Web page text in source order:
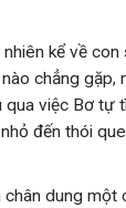
kể về con
chẳng gặp,
việc Bơ tự
đến thói
chân dung